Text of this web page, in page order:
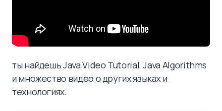
ты найдешь Java Video Tutorial, Java Algorithms
и множество видео о других языках и
технологиях.